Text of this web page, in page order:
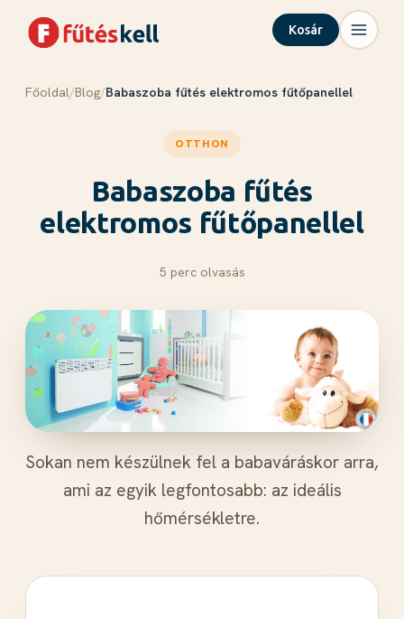
Kosár
Menü
Tudástár
Blog
Kosár megnyitása →
Kosár
Főoldal/Blog/Babaszoba fűtés elektromos fűtőpanellel
OTTHON
Babaszoba fűtés
elektromos fűtőpanellel
5 perc olvasás
Sokan nem készülnek fel a babaváráskor arra,
ami az egyik legfontosabb: az ideális
hőmérsékletre.